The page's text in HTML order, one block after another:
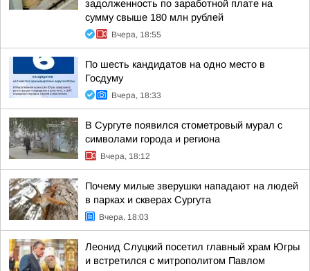
задолженность по заработной плате на
сумму свыше 180 млн рублей
Вчера, 18:55
По шесть кандидатов на одно место в
Госдуму
Вчера, 18:33
В Сургуте появился стометровый мурал с
символами города и региона
Вчера, 18:12
Почему милые зверушки нападают на людей
в парках и скверах Сургута
Вчера, 18:03
Леонид Слуцкий посетил главный храм Югры
и встретился с митрополитом Павлом